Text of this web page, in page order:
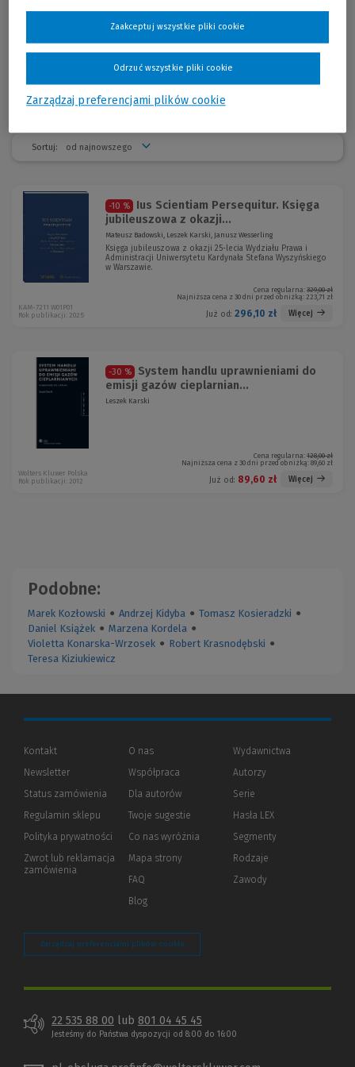
przygotowywanych dla komisji parlamentarnych, Ministerstwa
Sortuj:
-10 %
Ius Scientiam Persequitur. Księga
jubileuszowa z okazji...
Mateusz Badowski, Leszek Karski, Janusz Wesserling
Księga jubileuszowa z okazji 25-lecia Wydziału Prawa i
Administracji Uniwersytetu Kardynała Stefana Wyszyńskiego
w Warszawie.
Cena regularna: 329,00 zł
Najniższa cena z 30 dni przed obniżką: 223,71 zł
Już od: 296,10 zł Więcej
KAM-7211 W01P01
Rok publikacji: 2025
-30 %
System handlu uprawnieniami do
emisji gazów cieplarnian...
Leszek Karski
Cena regularna: 128,00 zł
Najniższa cena z 30 dni przed obniżką: 89,60 zł
Już od: 89,60 zł Więcej
Wolters Kluwer Polska
Rok publikacji: 2012
Podobne:
Marek Kozłowski ● Andrzej Kidyba ● Tomasz Kosieradzki ●
Daniel Książek ● Marzena Kordela ●
Violetta Konarska-Wrzosek ● Robert Krasnodębski ●
Teresa Kiziukiewicz
Kontakt
Newsletter
Status zamówienia
Regulamin sklepu
Polityka prywatności (Nowe
(Link
innej
Zwrot lub reklamacja
zamówienia
O nas
Współpraca
Dla autorów(Nowe
(Link
innej
strony)
Twoje sugestie
Co nas wyróżnia
Mapa strony
FAQ
Blog
Wydawnictwa
Autorzy
Serie
Hasła LEX
Segmenty
Rodzaje
Zawody
Zarządzaj preferencjami plików cookie
22 535 88 00 lub 801 04 45 45
Jesteśmy do Państwa dyspozycji od 8:00 do 16:00
Zarządzaj preferencjami plików cookie
Odrzuć wszystkie pliki cookie
Zaakceptuj wszystkie pliki cookie